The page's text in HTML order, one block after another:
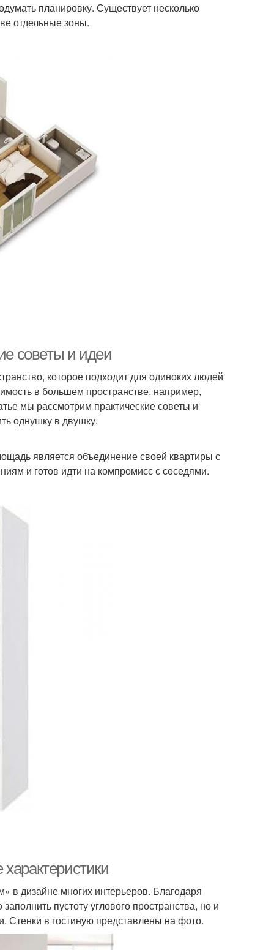
планировку. Существует несколько
отдельные зоны.
советы и идеи
которое подходит для одиноких людей
в большем пространстве, например,
мы рассмотрим практические советы и
однушку в двушку.
является объединение своей квартиры с
и готов идти на компромисс с соседями.
в дизайне многих интерьеров. Благодаря
пустоту углового пространства, но и
Стенки в гостиную представлены на фото.